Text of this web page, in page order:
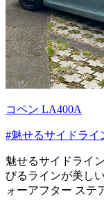
コペン LA400A
#魅せるサイドライ
魅せるサイドライ
びるラインが美し
ォーアフター ステ